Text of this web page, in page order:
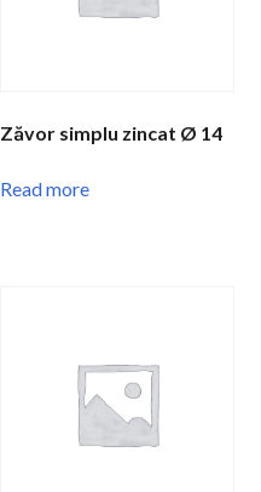
Zăvor simplu zincat Ø 14
Read more